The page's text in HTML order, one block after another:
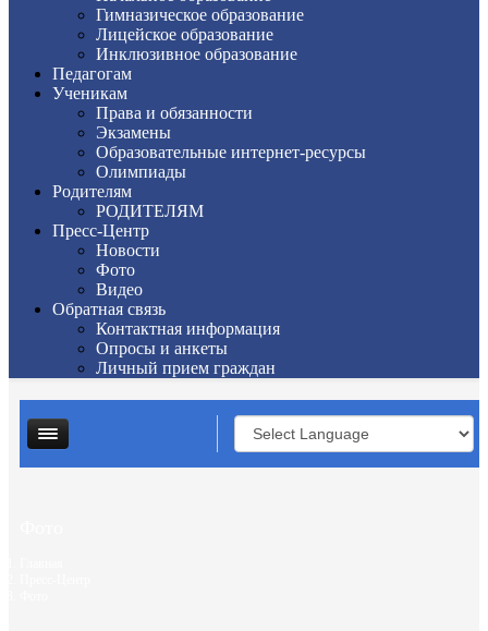
Гимназическое образование
Лицейское образование
Инклюзивное образование
Педагогам
Ученикам
Права и обязанности
Экзамены
Образовательные интернет-ресурсы
Олимпиады
Родителям
РОДИТЕЛЯМ
Пресс-Центр
Новости
Фото
Видео
Обратная связь
Контактная информация
Опросы и анкеты
Личный прием граждан